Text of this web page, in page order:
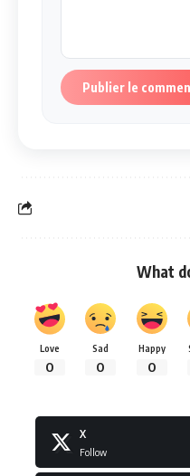
Publier le
What
Love
0
Sad
0
Happy
0
X
Follow